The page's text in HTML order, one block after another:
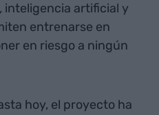
inteligencia artificial y
entrenarse en
en riesgo a ningún
hoy, el proyecto ha